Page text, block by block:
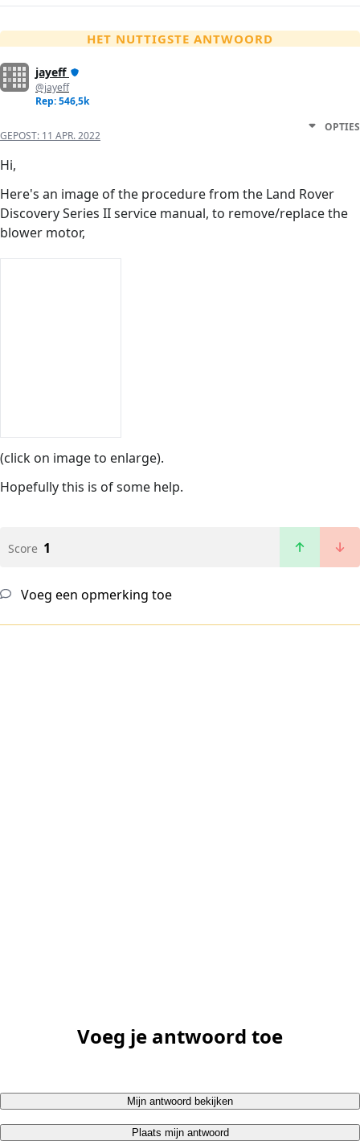
HET NUTTIGSTE ANTWOORD
jayeff
@jayeff
Rep: 546,5k
GEPOST: 11 APR. 2022
OPTIES
Hi,
Here's an image of the procedure from the Land Rover
Discovery Series II service manual, to remove/replace the
blower motor,
(click on image to enlarge).
Hopefully this is of some help.
Score 1
Voeg een opmerking toe
Voeg je antwoord toe
Mijn antwoord bekijken
Plaats mijn antwoord